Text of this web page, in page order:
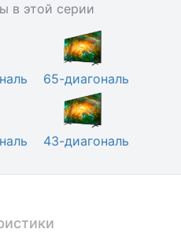
в этой серии
65-диагональ
43-диагональ